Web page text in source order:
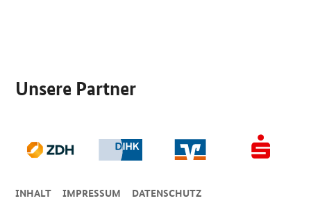
Unsere Partner
INHALT IMPRESSUM
DA­TEN­SCHUTZ